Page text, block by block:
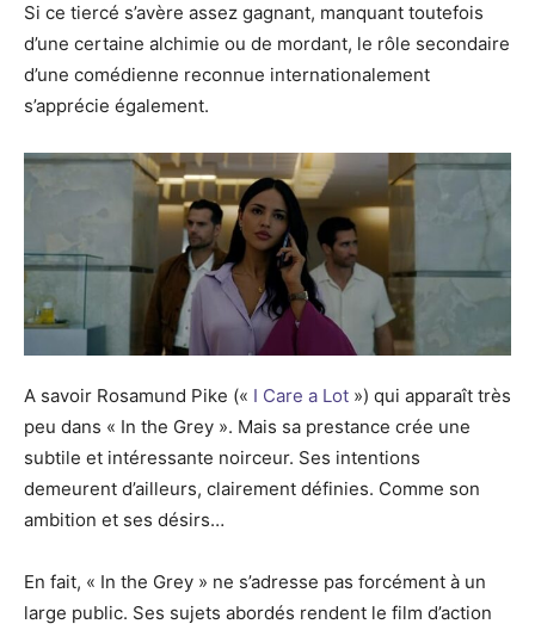
Si ce tiercé s’avère assez gagnant, manquant toutefois
d’une certaine alchimie ou de mordant, le rôle secondaire
d’une comédienne reconnue internationalement
s’apprécie également.
A savoir Rosamund Pike (« I Care a Lot ») qui apparaît très
peu dans « In the Grey ». Mais sa prestance crée une
subtile et intéressante noirceur. Ses intentions
demeurent d’ailleurs, clairement définies. Comme son
ambition et ses désirs…
En fait, « In the Grey » ne s’adresse pas forcément à un
large public. Ses sujets abordés rendent le film d’action